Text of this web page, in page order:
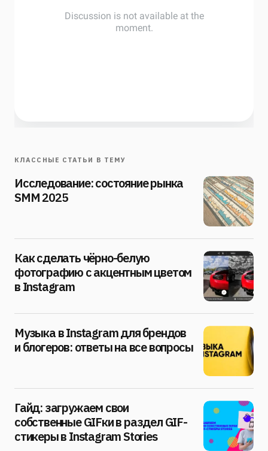
КЛАССНЫЕ СТАТЬИ В ТЕМУ
Исследование: состояние рынка
SMM 2025
Как сделать чёрно-белую
фотографию с акцентным цветом
в Instagram
Музыка в Instagram для брендов
и блогеров: ответы на все вопросы
Гайд: загружаем свои
собственные GIFки в раздел GIF-
стикеры в Instagram Stories